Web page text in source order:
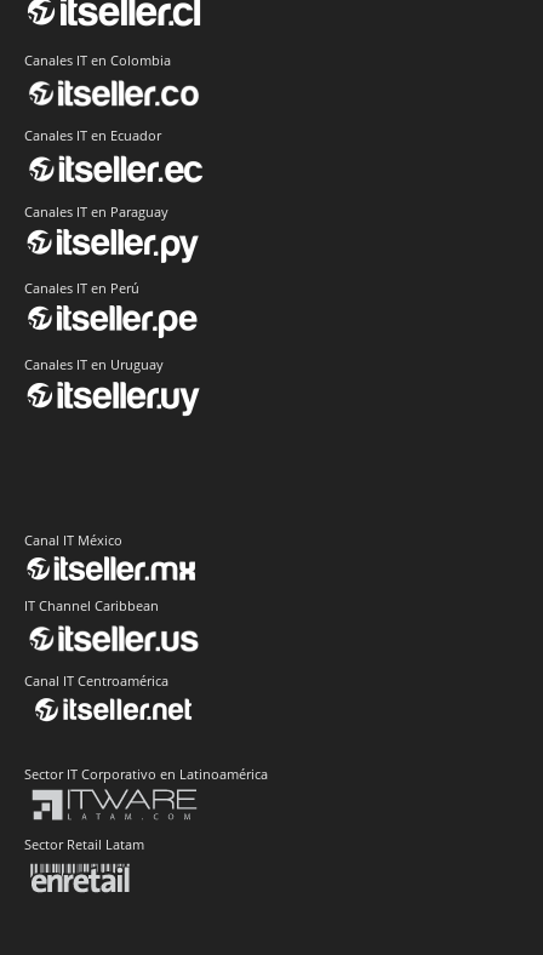
Canales IT en Colombia
Canales IT en Ecuador
Canales IT en Paraguay
Canales IT en Perú
Canales IT en Uruguay
Canal IT México
IT Channel Caribbean
Canal IT Centroamérica
Sector IT Corporativo en Latinoamérica
Sector Retail Latam